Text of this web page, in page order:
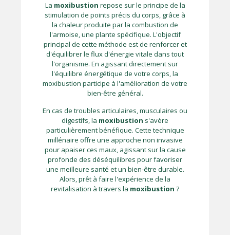
La moxibustion repose sur le principe de la
stimulation de points précis du corps, grâce à
la chaleur produite par la combustion de
l'armoise, une plante spécifique. L'objectif
principal de cette méthode est de renforcer et
d'équilibrer le flux d'énergie vitale dans tout
l'organisme. En agissant directement sur
l'équilibre énergétique de votre corps, la
moxibustion participe à l'amélioration de votre
bien-être général.
En cas de troubles articulaires, musculaires ou
digestifs, la moxibustion s'avère
particulièrement bénéfique. Cette technique
millénaire offre une approche non invasive
pour apaiser ces maux, agissant sur la cause
profonde des déséquilibres pour favoriser
une meilleure santé et un bien-être durable.
Alors, prêt à faire l'expérience de la
revitalisation à travers la moxibustion ?